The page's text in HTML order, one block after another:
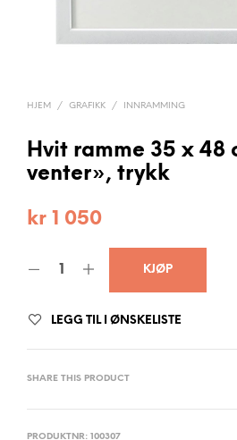
HJEM / GRAFIKK / INNRAMMING
Hvit ramme 35 x 48
venter», trykk
kr 1 050
KJØP
LEGG TIL I ØNSKELISTE
SHARE THIS PRODUCT
PRODUKTNR: 100307